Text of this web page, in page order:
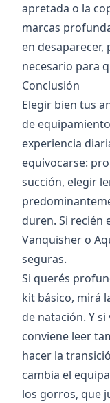
apretada o la
marcas
en
necesario para
Conclusión
Elegir bien tus
de
experiencia
equivocarse:
succión, elegir
duren. Si recién
Vanquisher o
seguras.
Si querés
kit básico, mirá
de natación. Y
conviene leer
hacer la
cambia el
los gorros, que